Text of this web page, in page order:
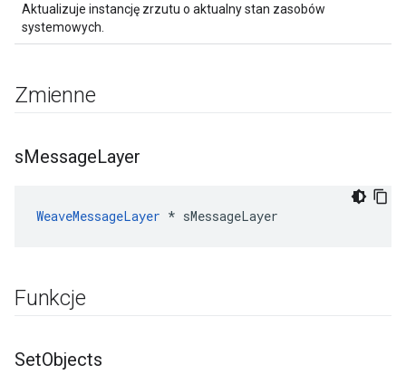
Aktualizuje instancję zrzutu o aktualny stan zasobów
systemowych.
Zmienne
sMessageLayer
WeaveMessageLayer * sMessageLayer
Funkcje
SetObjects